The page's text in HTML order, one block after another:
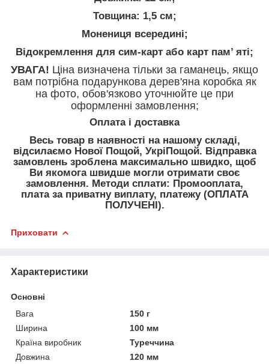
Товщина: 1,5 см;
Монениця всередині;
Відокремлення для сим-карт або карт пам’ яті;
УВАГА! Ціна визначена тільки за гаманець, якщо
вам потрібна подарункова дерев'яна коробка як
на фото, обов'язково уточнюйте це при
оформленні замовлення;
Оплата і доставка
Весь товар в наявності на нашому складі,
відсилаємо Нової Пощой, УкріПощой. Відправка
замовлень зроблена максимально швидко, щоб
Ви якомога швидше могли отримати своє
замовлення. Методи сплати: Промооплата,
плата за приватну виплату, платежу (ОПЛАТА
ПОЛУЧЕНІ).
Приховати
Характеристики
Основні
Вага
150 г
Ширина
100 мм
Країна виробник
Туреччина
Довжина
120 мм